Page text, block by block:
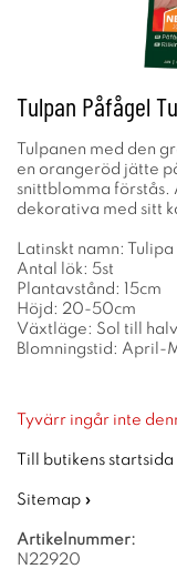
Tulpan Påfågel
Tulpanen med den
en orangeröd jätte
snittblomma förstås.
dekorativa med sitt
Latinskt namn:
Antal lök: 5st
Plantavstånd: 15cm
Höjd: 20-50cm
Växtläge: Sol till
Blomningstid: April-
Tyvärr ingår inte
Till butikens startsida
Sitemap »
Artikelnummer:
N22920